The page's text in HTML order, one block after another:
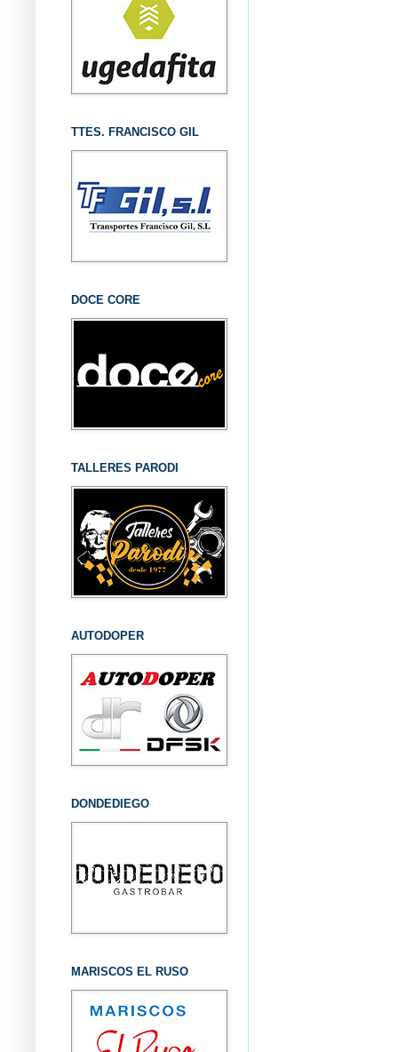
TTES. FRANCISCO GIL
DOCE CORE
TALLERES PARODI
AUTODOPER
DONDEDIEGO
MARISCOS EL RUSO